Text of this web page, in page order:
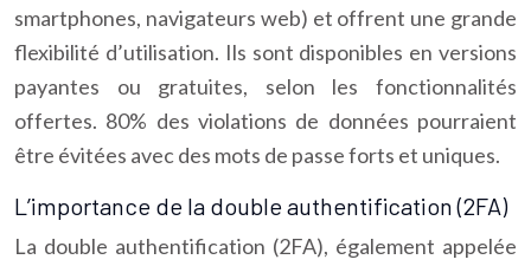
smartphones, navigateurs web) et offrent une grande
flexibilité d’utilisation. Ils sont disponibles en versions
payantes ou gratuites, selon les fonctionnalités
offertes. 80% des violations de données pourraient
être évitées avec des mots de passe forts et uniques.
L’importance de la double authentification (2FA)
La double authentification (2FA), également appelée